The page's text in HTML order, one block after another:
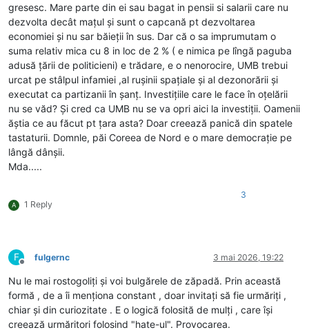
gresesc. Mare parte din ei sau bagat in pensii si salarii care nu
dezvolta decât mațul și sunt o capcană pt dezvoltarea
economiei și nu sar băieții în sus. Dar că o sa imprumutam o
suma relativ mica cu 8 in loc de 2 % ( e nimica pe lîngă paguba
adusă țării de politicieni) e trădare, e o nenorocire, UMB trebui
urcat pe stâlpul infamiei ,al rușinii spațiale și al dezonorării și
executat ca partizanii în șanț. Investițiile care le face în oțelării
nu se văd? Și cred ca UMB nu se va opri aici la investiții. Oamenii
ăștia ce au făcut pt țara asta? Doar creează panică din spatele
tastaturii. Domnle, păi Coreea de Nord e o mare democrație pe
lângă dânșii.
Mda.....
A 1 Reply
3
F
Deconectat
fulgernc 3 mai 2026, 19:22
Nu le mai rostogoliți și voi bulgărele de zăpadă. Prin această
formă , de a îi menționa constant , doar invitați să fie urmăriți ,
chiar și din curiozitate . E o logică folosită de mulți , care își
creează urmăritori folosind "hate-ul". Provocarea.